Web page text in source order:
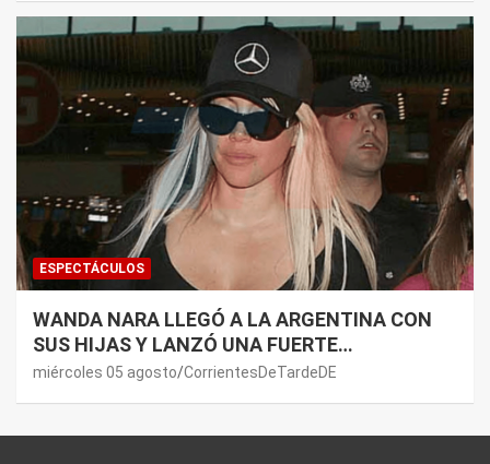
ESPECTÁCULOS
WANDA NARA LLEGÓ A LA ARGENTINA CON
SUS HIJAS Y LANZÓ UNA FUERTE
PREMONICIÓN SOBRE MAURO ICARDI
miércoles 05 agosto CorrientesDeTardeDE